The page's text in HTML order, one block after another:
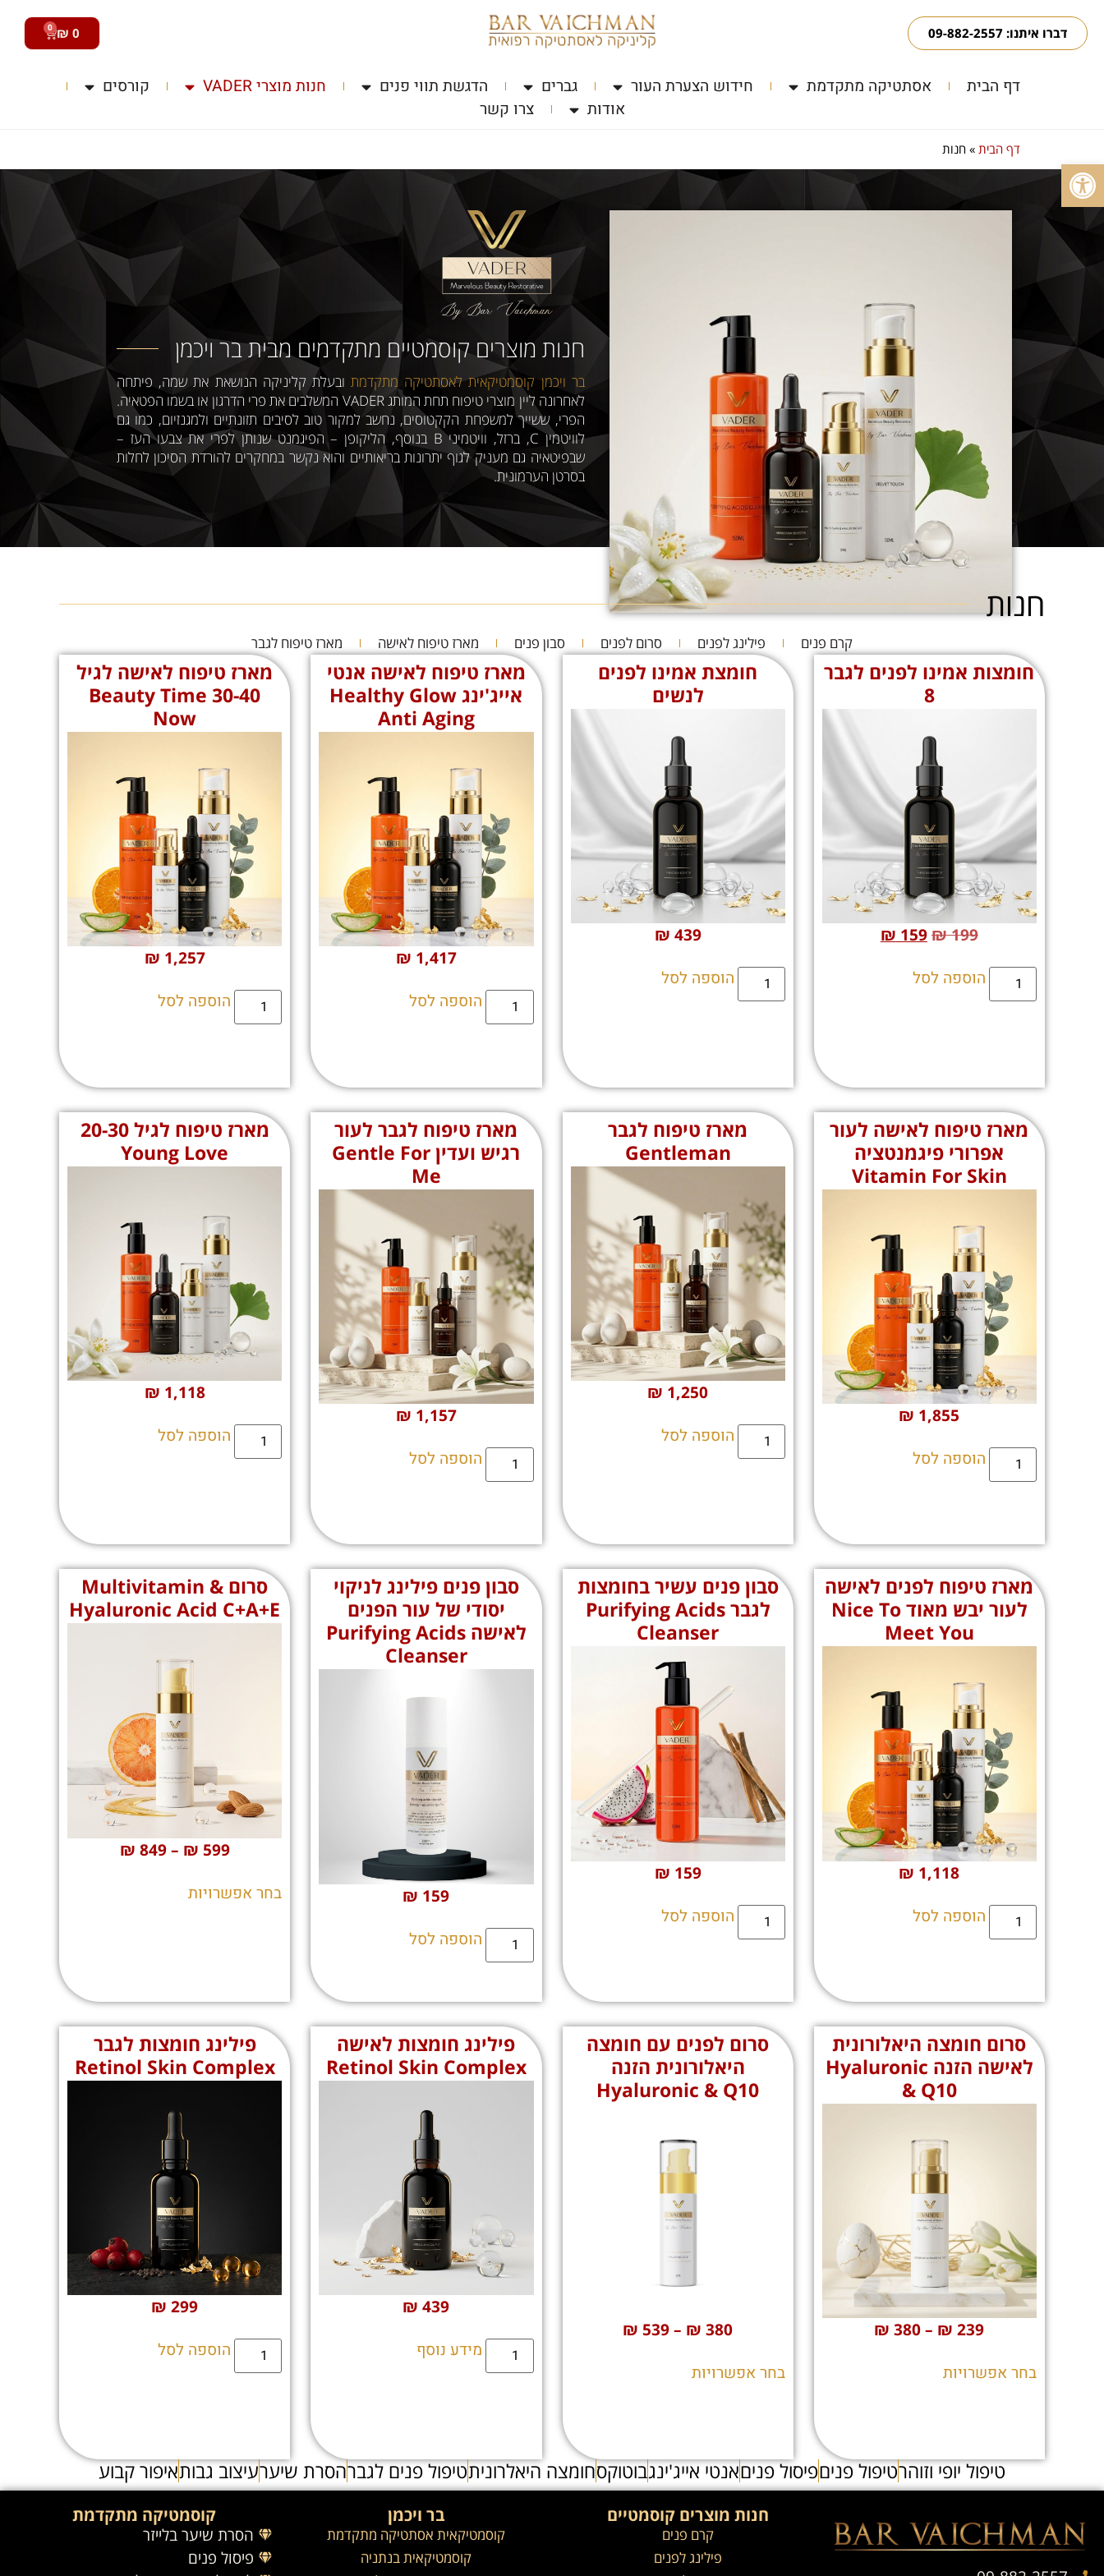
פתח סרגל נגישות
דברו איתנו: 09-882-2557 ₪ 0
0
דף הבית אסתטיקה מתקדמת חידוש הצערת העור גברים הדגשת תווי פנים חנות מוצרי VADER
קורסים
אודות
צרו קשר
דף הבית» חנות
חנות מוצרים קוסמטיים מתקדמים מבית בר ויכמן
בר ויכמן קוסמטיקאית לאסתטיקה מתקדמתובעלת קליניקה הנושאת את שמה, פיתחה
לאחרונה ליין מוצרי טיפוח תחת המותג VADER המשלבים את פרי הדרגון או בשמו הפטאיה.
הפרי, ששייך למשפחת הקקטוסים, נחשב למקור טוב לסיבים תזונתיים ולמגנזיום, כמו גם
לוויטמין C, ברזל, וויטמיני B בנוסף, הליקופן – הפיגמנט שנותן לפרי את צבעו העז –
שבפיטאיה גם מעניק לגוף יתרונות בריאותיים והוא נקשר במחקרים להורדת הסיכון לחלות
בסרטן הערמונית.
חנות
קרם פנים פילינג לפנים סרום לפנים סבון פנים מארז טיפוח לאישה מארז טיפוח לגבר
חומצות אמינו לפנים לגבר
8
₪199
₪ 159
הוספה לסל
חומצת אמינו לפנים
לנשים
₪ 439
הוספה לסל
מארז טיפוח לאישה אנטי
אייג'ינג Healthy Glow
Anti Aging
₪ 1,417
הוספה לסל
מארז טיפוח לאישה לגיל
30-40 Beauty Time
Now
₪ 1,257
הוספה לסל
מארז טיפוח לאישה לעור
אפרורי פיגמנטציה
Vitamin For Skin
₪ 1,855
הוספה לסל
מארז טיפוח לגבר
Gentleman
₪ 1,250
הוספה לסל
מארז טיפוח לגבר לעור
רגיש ועדין Gentle For
Me
₪ 1,157
הוספה לסל
מארז טיפוח לגיל 20-30
Young Love
₪ 1,118
הוספה לסל
מארז טיפוח לפנים לאישה
לעור יבש מאוד Nice To
Meet You
₪ 1,118
הוספה לסל
סבון פנים עשיר בחומצות
לגבר Purifying Acids
Cleanser
₪ 159
הוספה לסל
סבון פנים פילינג לניקוי
יסודי של עור הפנים
לאישה Purifying Acids
Cleanser
₪ 159
הוספה לסל
סרום Multivitamin &
Hyaluronic Acid C+A+E
₪ 599
–
₪ 849
בחר אפשרויות
סרום חומצה היאלורונית
לאישה הזנה Hyaluronic
& Q10
₪ 239
–
₪ 380
בחר אפשרויות
סרום לפנים עם חומצה
היאלורונית הזנה
Hyaluronic & Q10
₪ 380
–
₪ 539
בחר אפשרויות
פילינג חומצות לאישה
Retinol Skin Complex
₪ 439
מידע נוסף
פילינג חומצות לגבר
Retinol Skin Complex
₪ 299
הוספה לסל
טיפול יופי וזוהרטיפול פניםפיסול פניםאנטי אייג'ינגבוטוקסחומצה היאלרוניתטיפול פנים לגברהסרת שיערעיצוב גבותאיפור קבוע
חנות מוצרים קוסמטיים
קרם פנים
פילינג לפנים
בר ויכמן
קוסמטיקאית אסתטיקה מתקדמת
קוסמטיקאית בנתניה
קוסמטיקה מתקדמת
הסרת שיער בלייזר
פיסול פנים